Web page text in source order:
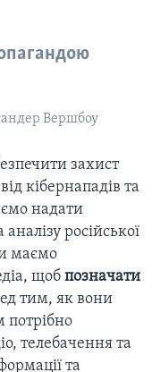
Вершбоу
захист
кібернападів та
надати
російської
маємо
щоб позначати
тим, як вони
телебачення та
та